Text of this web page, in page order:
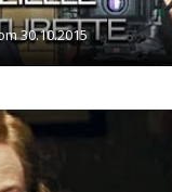
30.10.2015